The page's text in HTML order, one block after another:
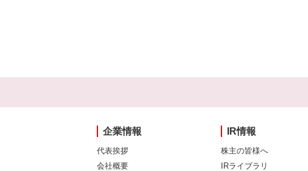
企業情報
代表挨拶
会社概要
IR情報
株主の皆様へ
IRライブラリ